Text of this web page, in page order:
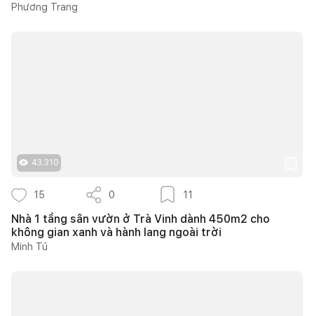
Phương Trang
43.310
15 0 11
Nhà 1 tầng sân vườn ở Trà Vinh dành 450m2 cho
không gian xanh và hành lang ngoài trời
Minh Tú